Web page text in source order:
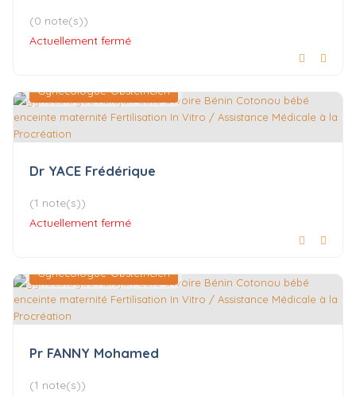
(0 note(s))
Actuellement fermé
Gynécologue-Obstétricien
Dr YACE Frédérique
(1 note(s))
Actuellement fermé
Gynécologue-Obstétricien
Pr FANNY Mohamed
(1 note(s))